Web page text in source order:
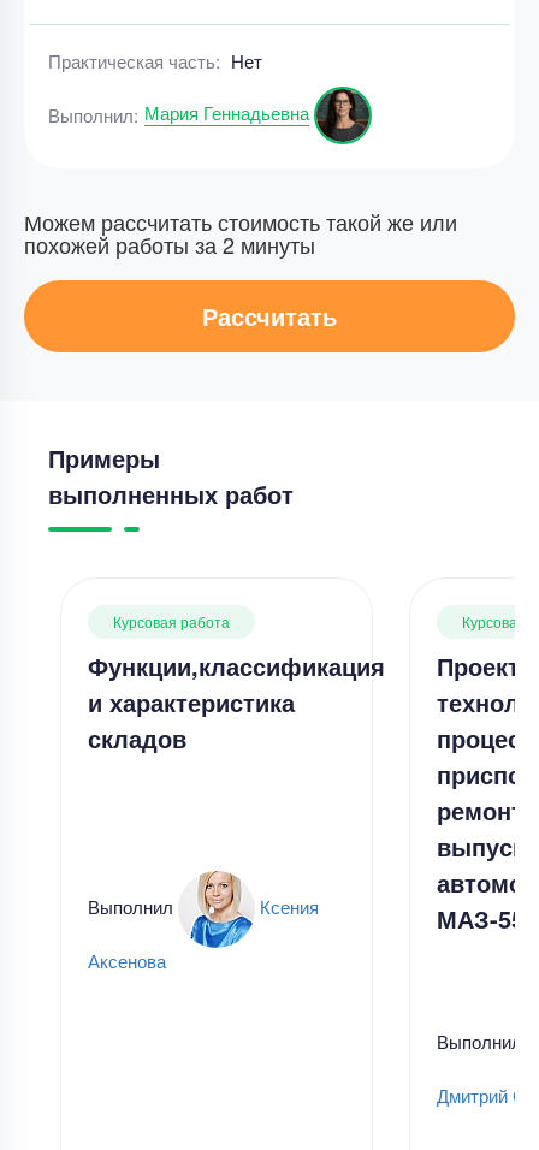
Практическая часть: Нет
Выполнил: Мария Геннадьевна
Можем рассчитать стоимость такой же или
похожей работы за 2 минуты
Рассчитать
Примеры
выполненных работ
Курсовая работа
Функции,классификация
и характеристика
складов
Выполнил Ксения
Аксенова
Курсовая
МАЗ-
Выполнил
Дмитрий